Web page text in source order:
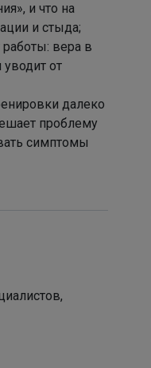
и что на
и стыда;
работы: вера в
от
далеко
проблему
симптомы